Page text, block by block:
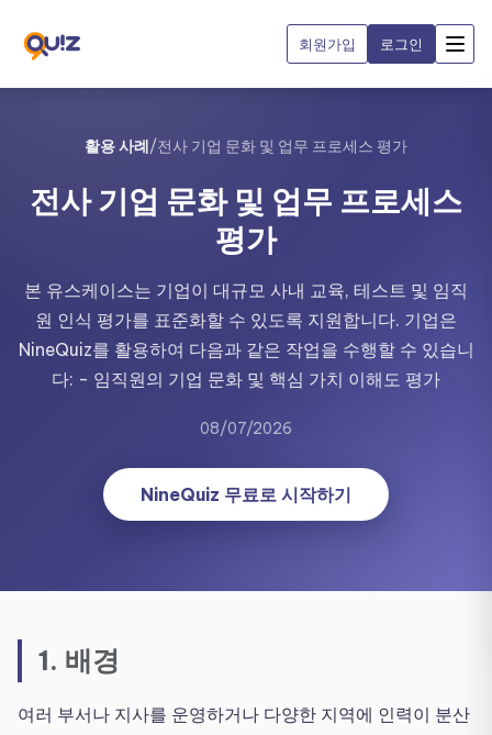
회원가입 로그인
활용 사례/전사 기업 문화 및 업무 프로세스 평가
전사 기업 문화 및 업무 프로세스
평가
본 유스케이스는 기업이 대규모 사내 교육, 테스트 및 임직
원 인식 평가를 표준화할 수 있도록 지원합니다. 기업은
NineQuiz를 활용하여 다음과 같은 작업을 수행할 수 있습니
다: - 임직원의 기업 문화 및 핵심 가치 이해도 평가
08/07/2026
NineQuiz 무료로 시작하기
1. 배경
여러 부서나 지사를 운영하거나 다양한 지역에 인력이 분산